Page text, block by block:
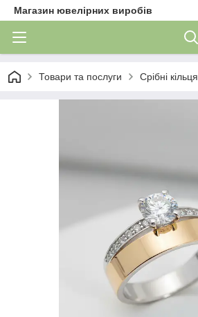
Магазин ювелірних виробів
Товари та послуги Срібні кільця